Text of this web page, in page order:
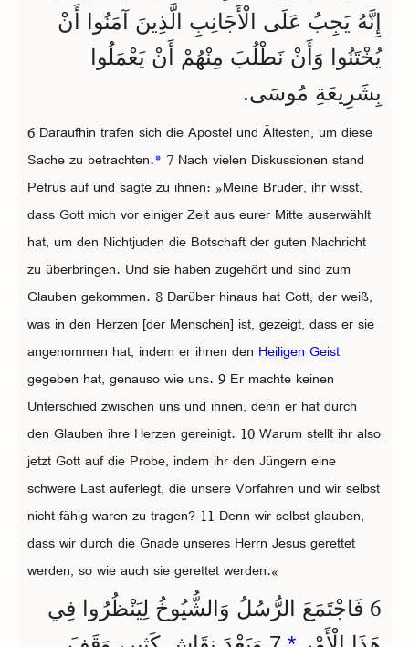
إِنَّهُ يَجِبُ عَلَى الْأَجَانِبِ الَّذِينَ آمَنُوا أَنْ
يُخْتَنُوا وَأَنْ نَطْلُبَ مِنْهُمْ أَنْ يَعْمَلُوا
بِشَرِيعَةِ مُوسَى.
6 Daraufhin trafen sich die Apostel und Ältesten, um diese
Sache zu betrachten.* 7 Nach vielen Diskussionen stand
Petrus auf und sagte zu ihnen: »Meine Brüder, ihr wisst,
dass Gott mich vor einiger Zeit aus eurer Mitte auserwählt
hat, um den Nichtjuden die Botschaft der guten Nachricht
zu überbringen. Und sie haben zugehört und sind zum
Glauben gekommen. 8 Darüber hinaus hat Gott, der weiß,
was in den Herzen [der Menschen] ist, gezeigt, dass er sie
angenommen hat, indem er ihnen den Heiligen Geist
gegeben hat, genauso wie uns. 9 Er machte keinen
Unterschied zwischen uns und ihnen, denn er hat durch
den Glauben ihre Herzen gereinigt. 10 Warum stellt ihr also
jetzt Gott auf die Probe, indem ihr den Jüngern eine
schwere Last auferlegt, die unsere Vorfahren und wir selbst
nicht fähig waren zu tragen? 11 Denn wir selbst glauben,
dass wir durch die Gnade unseres Herrn Jesus gerettet
werden, so wie auch sie gerettet werden.«
6 فَاجْتَمَعَ الرُّسُلُ وَالشُّيُوخُ لِيَنْظُرُوا فِي